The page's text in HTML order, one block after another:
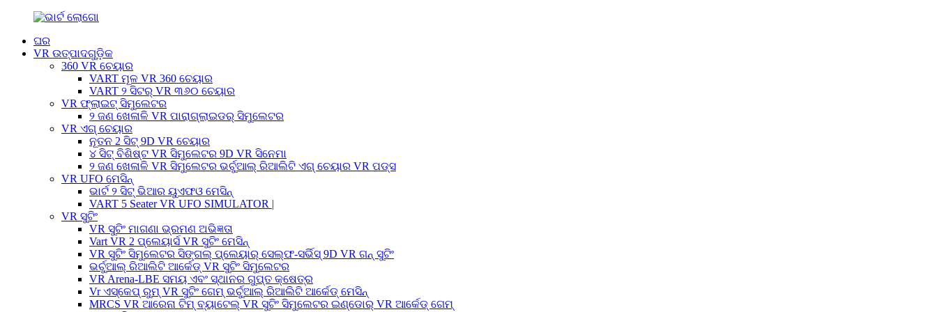
ଘର
VR ଉତ୍ପାଦଗୁଡ଼ିକ
360 VR ଚେୟାର
VART ମୂଳ VR 360 ଚେୟାର
VART ୨ ସିଟର୍ VR ୩୬୦ ଚେୟାର
VR ଫ୍ଲାଇଟ୍ ସିମୁଲେଟର
୨ ଜଣ ଖେଳାଳି VR ପାରାଗ୍ଲାଇଡର୍ ସିମୁଲେଟର
VR ଏଗ୍ ଚେୟାର
ନୂତନ 2 ସିଟ୍ 9D VR ଚେୟାର
୪ ସିଟ୍ ବିଶିଷ୍ଟ VR ସିମୁଲେଟର 9D VR ସିନେମା
୨ ଜଣ ଖେଳାଳି VR ସିମୁଲେଟର ଭର୍ଚୁଆଲ୍ ରିଆଲିଟି ଏଗ୍ ଚେୟାର VR ପଡ୍ସ
VR UFO ମେସିନ୍
ଭାର୍ଟ ୨ ସିଟ୍ ଭିଆର ୟୁଏଫଓ ମେସିନ୍
VART 5 Seater VR UFO SIMULATOR |
VR ସୁଟିଂ
VR ସୁଟିଂ ମାଗଣା ଭ୍ରମଣ ଅଭିଜ୍ଞତା
Vart VR 2 ପ୍ଲେୟାର୍ସ VR ସୁଟିଂ ମେସିନ୍
VR ସୁଟିଂ ସିମୁଲେଟର ସିଙ୍ଗଲ୍ ପ୍ଲେୟାର୍ ସେଲ୍ଫ-ସର୍ଭିସ୍ 9D VR ଗନ୍ ସୁଟିଂ
ଭର୍ଚୁଆଲ୍ ରିଆଲିଟି ଆର୍କେଡ୍ VR ସୁଟିଂ ସିମୁଲେଟର
VR Arena-LBE ସମୟ ଏବଂ ସ୍ଥାନର ଗୁପ୍ତ କ୍ଷେତ୍ର
Vr ଏସ୍କେପ୍ ରୁମ୍ VR ସୁଟିଂ ଗେମ୍ ଭର୍ଚୁଆଲ୍ ରିଆଲିଟି ଆର୍କେଡ୍ ମେସିନ୍
MRCS VR ଆରେନା ଟିମ୍ ବ୍ୟାଟେଲ୍ VR ସୁଟିଂ ସିମୁଲେଟର ଇଣ୍ଡୋର୍ VR ଆର୍କେଡ୍ ଗେମ୍